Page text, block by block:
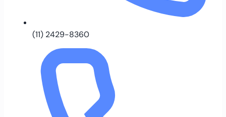
(11) 2429-8360